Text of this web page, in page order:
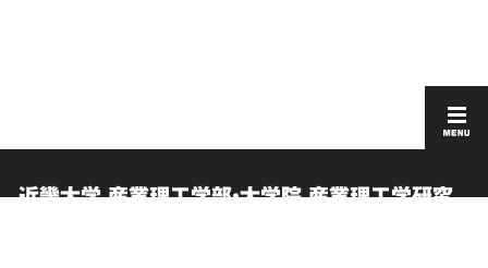
近畿大学 産業理工学部・大学院 産業理工学研究